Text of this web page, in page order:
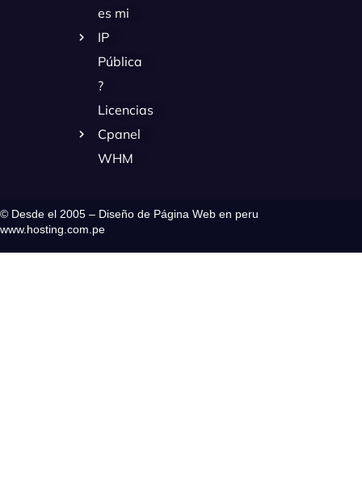
es mi
IP
Pública
?
Licencias
Cpanel
WHM
© Desde el 2005 – Diseño de Página Web en peru
www.hosting.com.pe